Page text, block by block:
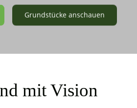
Grundstücke anschauen
mit Vision